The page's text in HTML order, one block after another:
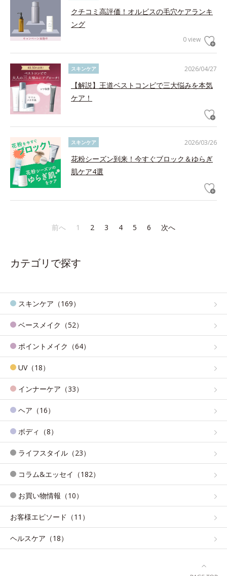
クチコミ高評価！オルビスの毛穴ケアランキ
ング
0 view
2026/04/27
スキンケア
【解説】王道ベストコンビで三大悩みを本気
ケア！
2026/03/26
スキンケア
花粉シーズン到来！今すぐブロック＆ゆらぎ
肌ケア4選
前へ 1 2 3 4 5 6 次へ
カテゴリで探す
スキンケア（169）
ベースメイク（52）
ポイントメイク（64）
UV（18）
インナーケア（33）
ヘア（16）
ボディ（8）
ライフスタイル（23）
コラム&エッセイ（182）
お買い物情報（10）
お客様エピソード（11）
ヘルスケア（18）